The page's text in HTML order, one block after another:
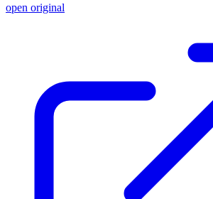
open original